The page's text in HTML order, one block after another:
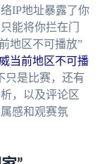
IP地址暴露了你
能将你拦在门
地区不可播放”
当前地区不可播
只是比赛，还有
，以及评论区
感和观赛氛